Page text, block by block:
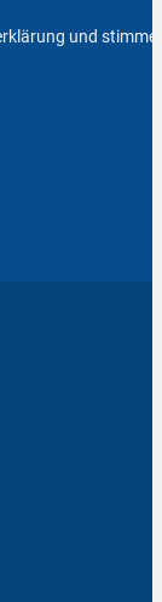
und